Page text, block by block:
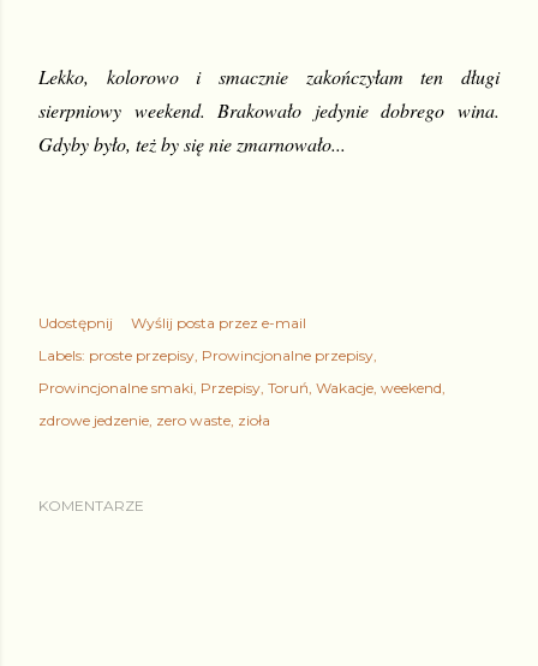
Lekko, kolorowo i smacznie zakończyłam ten długi
sierpniowy weekend. Brakowało jedynie dobrego wina.
Gdyby było, też by się nie zmarnowało...
Udostępnij
Wyślij posta przez e-mail
Labels: proste przepisy Prowincjonalne przepisy
Prowincjonalne smaki Przepisy Toruń Wakacje weekend
zdrowe jedzenie zero waste zioła
KOMENTARZE